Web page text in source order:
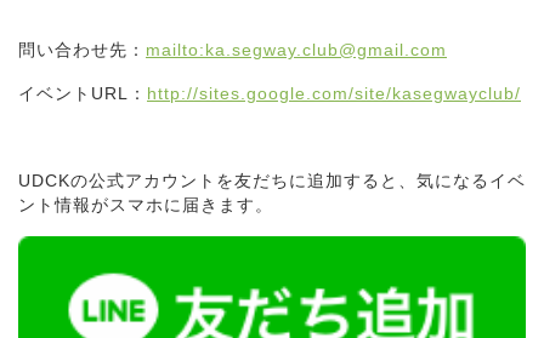
問い合わせ先： mailto:ka.segway.club@gmail.com
イベントURL： http://sites.google.com/site/kasegwayclub/
UDCKの公式アカウントを友だちに追加すると、気になるイベ
ント情報がスマホに届きます。